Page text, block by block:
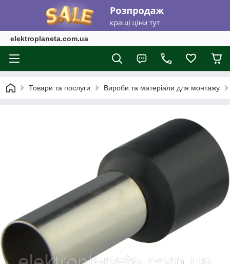
elektroplaneta.com.ua
Товари та послуги Вироби та матеріали для монтажу